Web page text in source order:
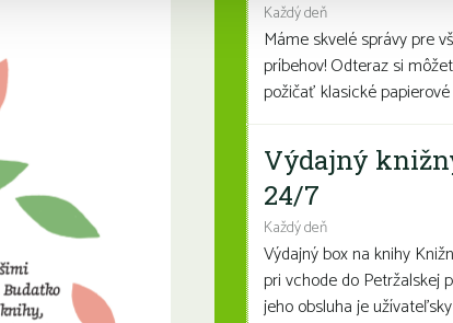
Každý deň
Máme skvelé správy pre
príbehov! Odteraz si
požičať klasické papierové
Výdajný
24/7
Každý deň
Výdajný box na knihy
pri vchode do Petržalskej
jeho obsluha je